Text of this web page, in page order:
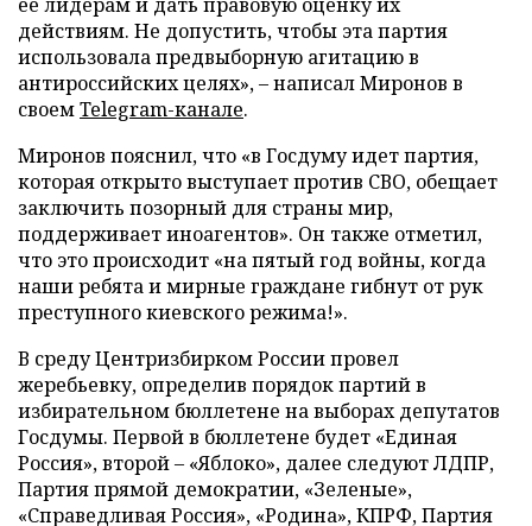
действиям. Не допустить, чтобы эта партия
использовала предвыборную агитацию в
антироссийских целях», – написал Миронов в
своемTelegram-канале.
Миронов пояснил, что «в Госдуму идет партия,
которая открыто выступает против СВО, обещает
заключить позорный для страны мир,
поддерживает иноагентов». Он также отметил,
что это происходит «на пятый год войны, когда
наши ребята и мирные граждане гибнут от рук
преступного киевского режима!».
В среду Центризбирком России провел
жеребьевку, определив порядок партий в
избирательном бюллетене на выборах депутатов
Госдумы. Первой в бюллетене будет «Единая
Россия», второй – «Яблоко», далее следуют ЛДПР,
Партия прямой демократии, «Зеленые»,
«Справедливая Россия», «Родина», КПРФ, Партия